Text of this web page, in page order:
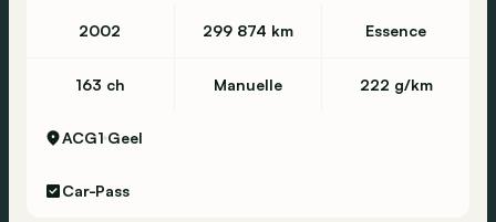
2002 299 874 km Essence
163 ch Manuelle 222 g/km
ACG1 Geel
Car-Pass